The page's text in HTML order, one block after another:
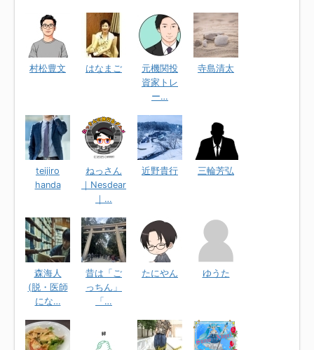
村松豊文 はなまご
元機関投
資家トレ
ー…
寺島清太
teijiro
handa
ねっさん
｜Nesdear
｜…
近野貴行 三輪芳弘
森海人
(脱・医師
にな…
昔は「ご
っちん」
「…
たにやん ゆうた